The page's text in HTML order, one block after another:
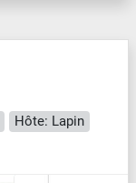
Hôte: Lapin